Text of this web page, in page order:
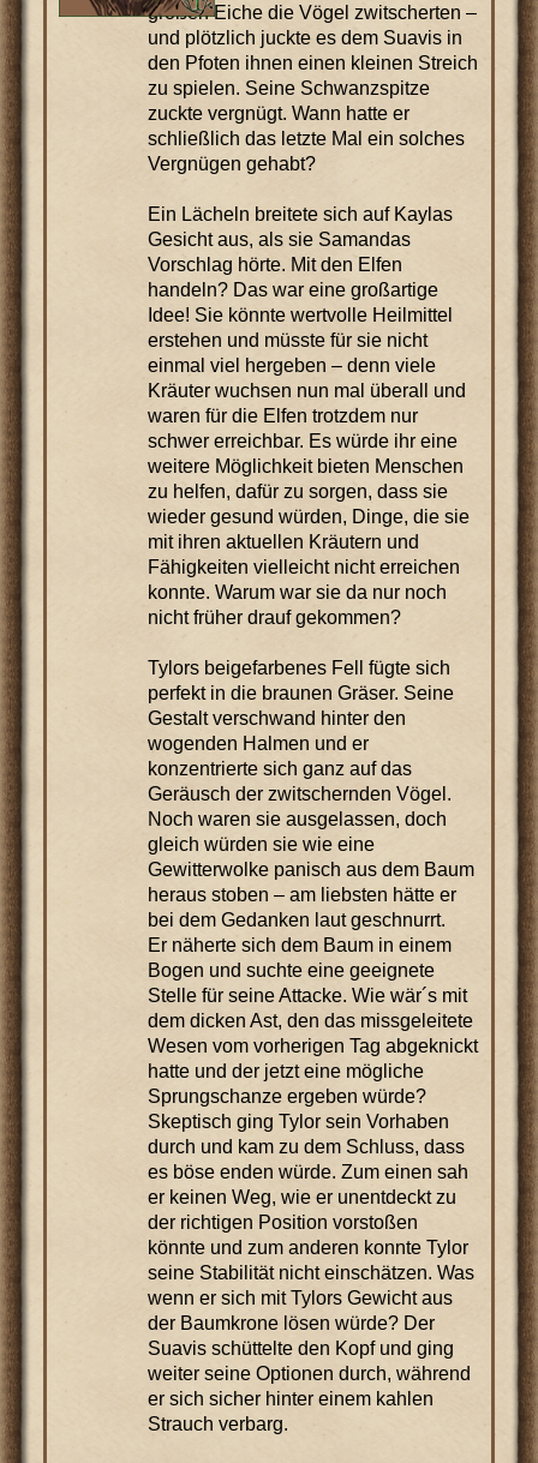
großen Eiche die Vögel zwitscherten –
und plötzlich juckte es dem Suavis in
den Pfoten ihnen einen kleinen Streich
zu spielen. Seine Schwanzspitze
zuckte vergnügt. Wann hatte er
schließlich das letzte Mal ein solches
Vergnügen gehabt?
Ein Lächeln breitete sich auf Kaylas
Gesicht aus, als sie Samandas
Vorschlag hörte. Mit den Elfen
handeln? Das war eine großartige
Idee! Sie könnte wertvolle Heilmittel
erstehen und müsste für sie nicht
einmal viel hergeben – denn viele
Kräuter wuchsen nun mal überall und
waren für die Elfen trotzdem nur
schwer erreichbar. Es würde ihr eine
weitere Möglichkeit bieten Menschen
zu helfen, dafür zu sorgen, dass sie
wieder gesund würden, Dinge, die sie
mit ihren aktuellen Kräutern und
Fähigkeiten vielleicht nicht erreichen
konnte. Warum war sie da nur noch
nicht früher drauf gekommen?
Tylors beigefarbenes Fell fügte sich
perfekt in die braunen Gräser. Seine
Gestalt verschwand hinter den
wogenden Halmen und er
konzentrierte sich ganz auf das
Geräusch der zwitschernden Vögel.
Noch waren sie ausgelassen, doch
gleich würden sie wie eine
Gewitterwolke panisch aus dem Baum
heraus stoben – am liebsten hätte er
bei dem Gedanken laut geschnurrt.
Er näherte sich dem Baum in einem
Bogen und suchte eine geeignete
Stelle für seine Attacke. Wie wär´s mit
dem dicken Ast, den das missgeleitete
Wesen vom vorherigen Tag abgeknickt
hatte und der jetzt eine mögliche
Sprungschanze ergeben würde?
Skeptisch ging Tylor sein Vorhaben
durch und kam zu dem Schluss, dass
es böse enden würde. Zum einen sah
er keinen Weg, wie er unentdeckt zu
der richtigen Position vorstoßen
könnte und zum anderen konnte Tylor
seine Stabilität nicht einschätzen. Was
wenn er sich mit Tylors Gewicht aus
der Baumkrone lösen würde? Der
Suavis schüttelte den Kopf und ging
weiter seine Optionen durch, während
er sich sicher hinter einem kahlen
Strauch verbarg.